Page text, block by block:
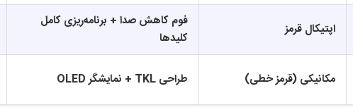
اپتیکال قرمز
فوم کاهش صدا + برنامه‌ریزی کامل
کلیدها
مکانیکی (قرمز خطی) طراحی TKL + نمایشگر OLED